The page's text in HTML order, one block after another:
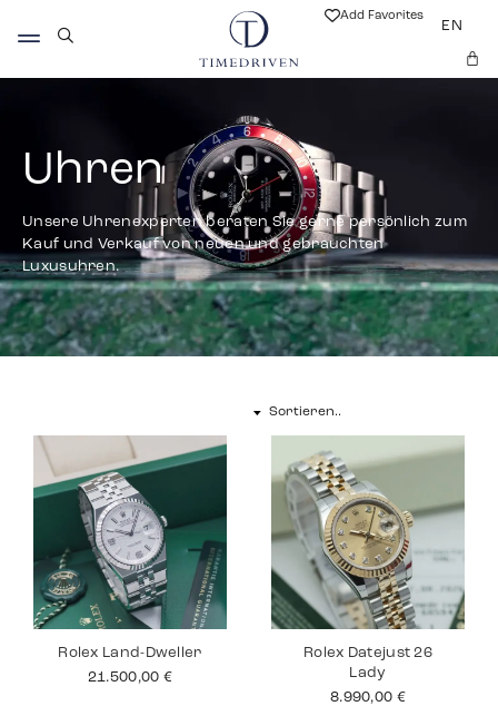
Add Favorites
EN
Uhren
Unsere Uhrenexperten beraten Sie gerne persönlich zum
Kauf und Verkauf von neuen und gebrauchten
Luxusuhren.
Rolex Land-Dweller
21.500,00 €
Rolex Datejust 26
Lady
8.990,00 €